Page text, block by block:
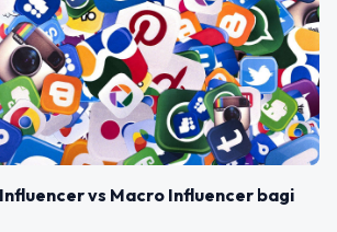
vs Macro Influencer bagi